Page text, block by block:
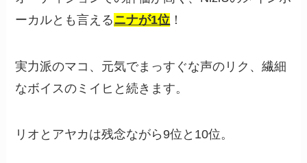
ーカルとも言えるニナが1位 ！
実力派のマコ、元気でまっすぐな声のリク、繊細
なボイスのミイヒと続きます。
リオとアヤカは残念ながら9位と10位。